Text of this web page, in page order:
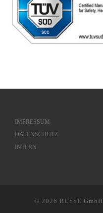
IMPRESSUM
DATENSCHUTZ
INTERN
© 2026 BUSSE GmbH